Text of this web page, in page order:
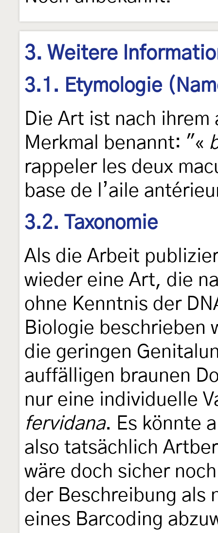
3. Weitere
3.1. Etymologie
Die Art ist nach
Merkmal benannt: "«
rappeler les deux
base de l’aile
3.2. Taxonomie
Als die Arbeit
wieder eine Art, die
ohne Kenntnis der
Biologie beschrieben
die geringen
auffälligen braunen
nur eine individuelle
fervidana. Es könnte
also tatsächlich
wäre doch sicher
der Beschreibung als
eines Barcoding